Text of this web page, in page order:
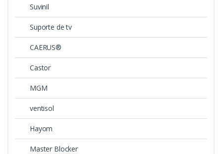
Suvinil
Suporte de tv
CAERUS®
Castor
MGM
ventisol
Hayom
Master Blocker